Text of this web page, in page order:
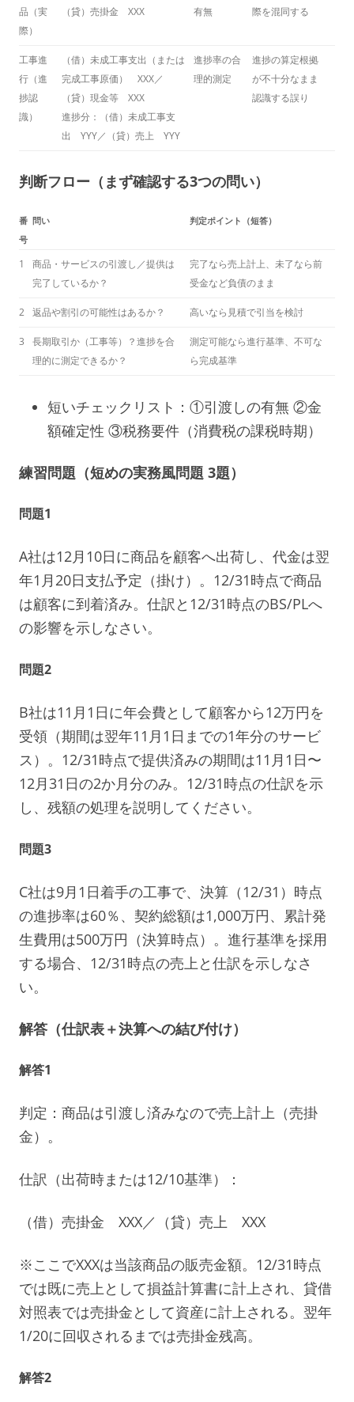
品（実
際）
（貸）売掛金 XXX
有無
際を混同する
工事進
行（進
捗認
識）
（借）未成工事支出（または
完成工事原価） XXX／
（貸）現金等 XXX
進捗分：（借）未成工事支
出 YYY／（貸）売上 YYY
進捗率の合
理的測定
進捗の算定根拠
が不十分なまま
認識する誤り
判断フロー（まず確認する3つの問い）
番
号
問い 判定ポイント（短答）
1
商品・サービスの引渡し／提供は
完了しているか？
完了なら売上計上、未了なら前
受金など負債のまま
2 返品や割引の可能性はあるか？ 高いなら見積で引当を検討
3
長期取引か（工事等）？進捗を合
理的に測定できるか？
測定可能なら進行基準、不可な
ら完成基準
短いチェックリスト：①引渡しの有無 ②金
額確定性 ③税務要件（消費税の課税時期）
練習問題（短めの実務風問題 3題）
問題1
A社は12月10日に商品を顧客へ出荷し、代金は翌
年1月20日支払予定（掛け）。12/31時点で商品
は顧客に到着済み。仕訳と12/31時点のBS/PLへ
の影響を示しなさい。
問題2
B社は11月1日に年会費として顧客から12万円を
受領（期間は翌年11月1日までの1年分のサービ
ス）。12/31時点で提供済みの期間は11月1日〜
12月31日の2か月分のみ。12/31時点の仕訳を示
し、残額の処理を説明してください。
問題3
C社は9月1日着手の工事で、決算（12/31）時点
の進捗率は60％、契約総額は1,000万円、累計発
生費用は500万円（決算時点）。進行基準を採用
する場合、12/31時点の売上と仕訳を示しなさ
い。
解答（仕訳表＋決算への結び付け）
解答1
判定：商品は引渡し済みなので売上計上（売掛
金）。
仕訳（出荷時または12/10基準）：
（借）売掛金 XXX／（貸）売上 XXX
※ここでXXXは当該商品の販売金額。12/31時点
では既に売上として損益計算書に計上され、貸借
対照表では売掛金として資産に計上される。翌年
1/20に回収されるまでは売掛金残高。
解答2